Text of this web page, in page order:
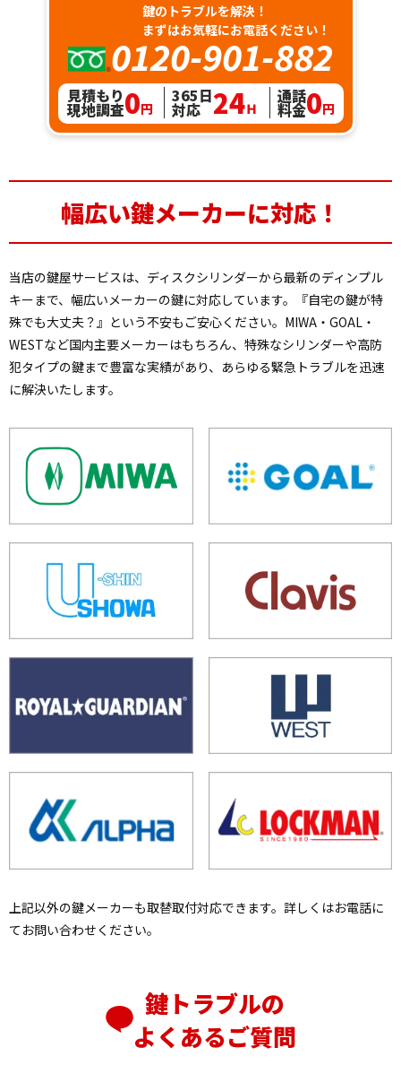
鍵のトラブルを解決！
まずはお気軽にお電話ください！
0120-901-882
見積もり
現地調査0円
365日
対応 24Ｈ
通話
料金0円
幅広い鍵メーカーに対応！
当店の鍵屋サービスは、ディスクシリンダーから最新のディンプル
キーまで、幅広いメーカーの鍵に対応しています。『自宅の鍵が特
殊でも大丈夫？』という不安もご安心ください。MIWA・GOAL・
WESTなど国内主要メーカーはもちろん、特殊なシリンダーや高防
犯タイプの鍵まで豊富な実績があり、あらゆる緊急トラブルを迅速
に解決いたします。
上記以外の鍵メーカーも取替取付対応できます。詳しくはお電話に
てお問い合わせください。
鍵トラブルの
よくあるご質問